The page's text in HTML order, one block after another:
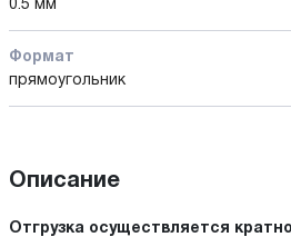
0.5 мм
Формат
прямоугольник
Описание
Отгрузка осуществляется